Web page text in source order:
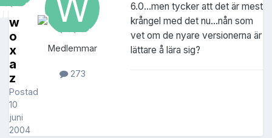
w
o
x
a
z
Postad
10
juni
2004
Medlemmar
273
6.0...men tycker att det är mest
krångel med det nu...nån som
vet om de nyare versionerna är
lättare å lära sig?